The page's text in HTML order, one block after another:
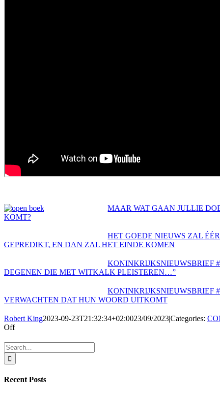
MAAR WAT GAAN JULLIE
KOMT?
HET GOEDE NIEUWS ZAL
GEPREDIKT, EN DAN ZAL HET EINDE KOMEN
KONINKRIJKSNIEUWSBRIEF
DEGENEN DIE MET WITKALK PLEISTEREN…”
KONINKRIJKSNIEUWSBRIEF
VERWACHTEN DAT HUN WOORD UITKOMT
Robert King2023-09-23T21:32:34+02:0023/09/2023|Categories:
Offon
23
SEPTEMBER
2023
WAT
Search
for:
Recent Posts